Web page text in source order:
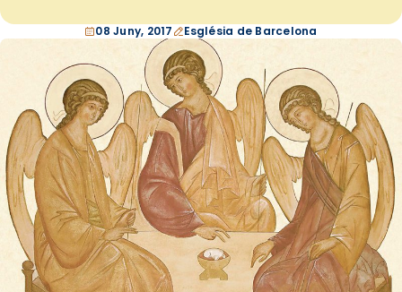
08 Juny, 2017 Església de Barcelona